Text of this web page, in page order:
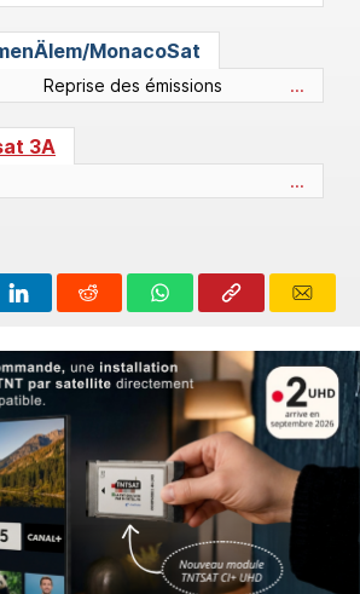
MonacoSat
Reprise des émissions ...
3A
...